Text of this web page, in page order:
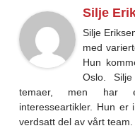
Silje
Silje
med
Hun
Oslo.
temaer, men har
interesseartikler. Hun
verdsatt del av vårt team.